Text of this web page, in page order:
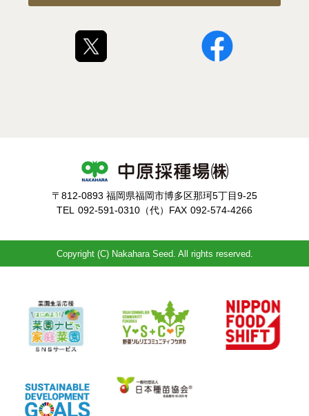
〒812-0893 福岡県福岡市博多区那珂5丁目9-25
TEL 092-591-0310（代） FAX 092-574-4266
Copyright (C) Nakahara Seed. All rights reserved.